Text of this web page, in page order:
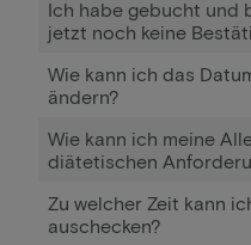
Ich habe gebucht und
jetzt noch keine
Wie kann ich das
ändern?
Wie kann ich meine
diätetischen
Zu welcher Zeit kann
auschecken?